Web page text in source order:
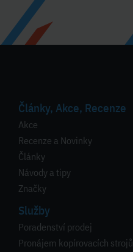
Články, Akce, Recenze
Akce
Recenze a Novinky
Články
Návody a tipy
Značky
Služby
Poradenství prodej
Pronájem kopírovacích strojů